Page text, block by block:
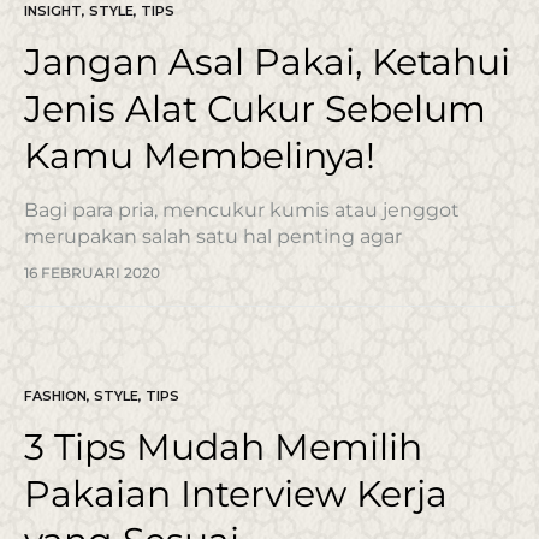
INSIGHT, STYLE, TIPS
Jangan Asal Pakai, Ketahui
Jenis Alat Cukur Sebelum
Kamu Membelinya!
Bagi para pria, mencukur kumis atau jenggot
merupakan salah satu hal penting agar
penampilan tetap on point. Karena kerapihan dan
16 FEBRUARI 2020
FASHION, STYLE, TIPS
3 Tips Mudah Memilih
Pakaian Interview Kerja